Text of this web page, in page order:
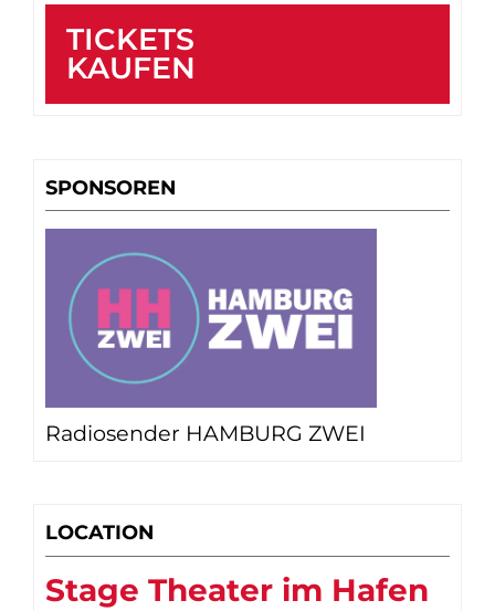
TICKETS
KAUFEN
SPONSOREN
Radiosender HAMBURG ZWEI
LOCATION
Stage Theater im Hafen